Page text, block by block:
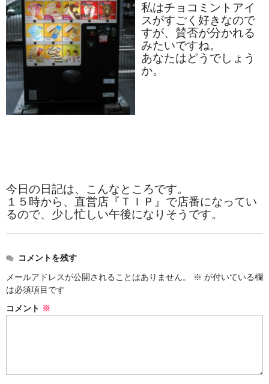
私はチョコミントアイ
スがすごく好きなので
すが、賛否が分かれる
みたいですね。
あなたはどうでしょう
か。
今日の日記は、こんなところです。
１５時から、直営店『ＴＩＰ』で店番になってい
るので、少し忙しい午後になりそうです。
コメントを残す
メールアドレスが公開されることはありません。
※ が付いている欄
は必須項目です
コメント ※